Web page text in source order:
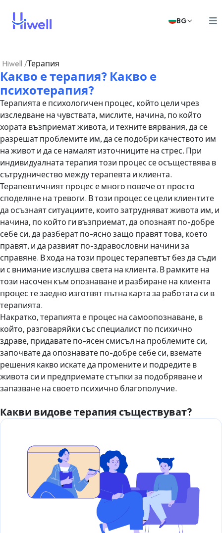
BG
Hiwell /Терапия
Какво е терапия? Какво е
психотерапия?
Терапията е психологичен процес, който цели чрез
изследване на чувствата, мислите, начина, по който
хората възприемат живота, и техните вярвания, да се
разрешат проблемите им, да се подобри качеството им
на живот и да се намалят източниците на стрес. При
индивидуалната терапия този процес се осъществява в
сътрудничество между терапевта и клиента.
Терапевтичният процес е много повече от просто
споделяне на тревоги. В този процес се цели клиентите
да осъзнаят ситуациите, които затрудняват живота им, и
начина, по който ги възприемат, да опознаят по-добре
себе си, да разберат по-ясно защо правят това, което
правят, и да развият по-здравословни начини за
справяне. В хода на този процес терапевтът без да съди
и с внимание изслушва света на клиента. В рамките на
този насочен към опознаване и разбиране на клиента
процес те заедно изготвят пътна карта за работата си в
терапията.
Накратко, терапията е процес на самоопознаване, в
който, разговаряйки със специалист по психично
здраве, придавате по-ясен смисъл на проблемите си,
започвате да опознавате по-добре себе си, вземате
решения какво искате да промените и подредите в
живота си и предприемате стъпки за подобряване и
запазване на своето психично благополучие.
Какви видове терапия съществуват?